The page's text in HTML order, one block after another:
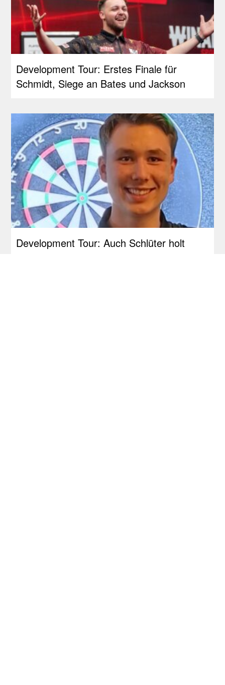
Development Tour: Erstes Finale für
Schmidt, Siege an Bates und Jackson
Development Tour: Auch Schlüter holt